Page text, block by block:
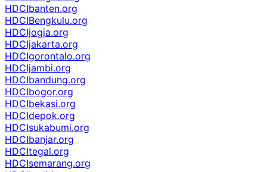
HDCIbanten.org
HDCIBengkulu.org
HDCIjogja.org
HDCIjakarta.org
HDCIgorontalo.org
HDCIjambi.org
HDCIbandung.org
HDCIbogor.org
HDCIbekasi.org
HDCIdepok.org
HDCIsukabumi.org
HDCIbanjar.org
HDCItegal.org
HDCIsemarang.org